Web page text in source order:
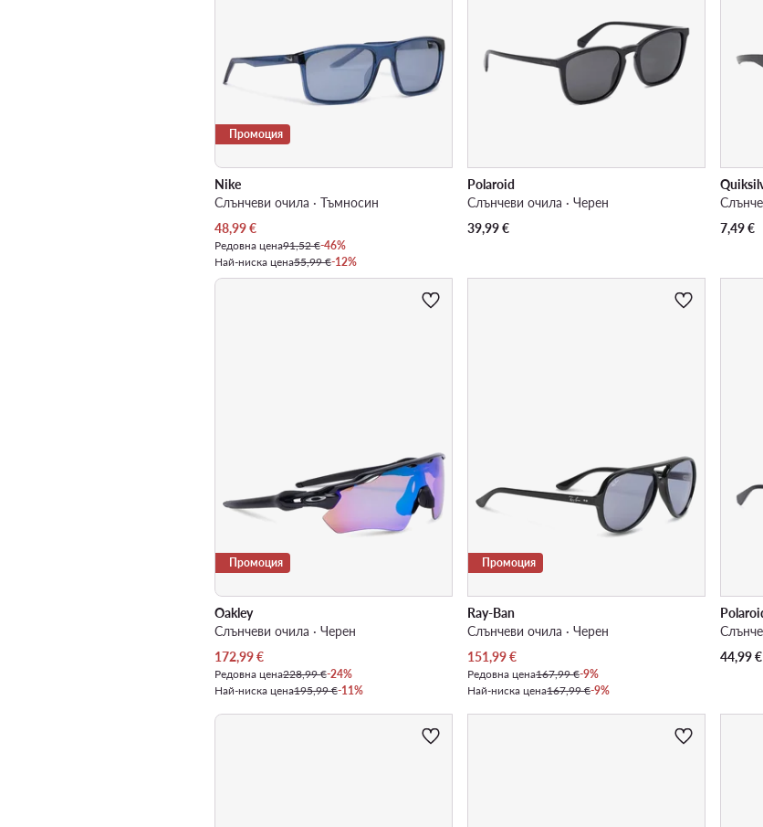
Промоция
Nike
Слънчеви очила · Тъмносин
Актуална цена
48,99€
Редовна цена91,52 €-46%
Най-ниска цена55,99 €-12%
Polaroid
Слънчеви очила · Черен
39,99€
7,49€
Промоция
Oakley
Слънчеви очила · Черен
Актуална цена
172,99€
Редовна цена228,99 €-24%
Най-ниска цена195,99 €-11%
Промоция
Ray-Ban
Слънчеви очила · Черен
Актуална цена
151,99€
Редовна цена167,99 €-9%
Най-ниска цена167,99 €-9%
44,99€